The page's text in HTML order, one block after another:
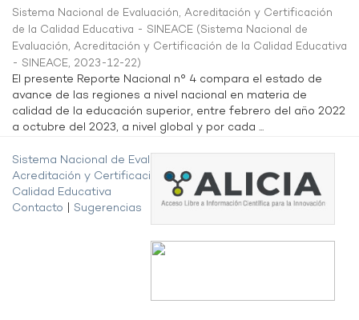
Sistema Nacional de Evaluación, Acreditación y Certificación
de la Calidad Educativa - SINEACE (Sistema Nacional de
Evaluación, Acreditación y Certificación de la Calidad Educativa
- SINEACE, 2023-12-22)
El presente Reporte Nacional n° 4 compara el estado de
avance de las regiones a nivel nacional en materia de
calidad de la educación superior, entre febrero del año 2022
a octubre del 2023, a nivel global y por cada ...
Sistema Nacional de Evaluación,
Acreditación y Certificación de la
Calidad Educativa
Contacto
Sugerencias